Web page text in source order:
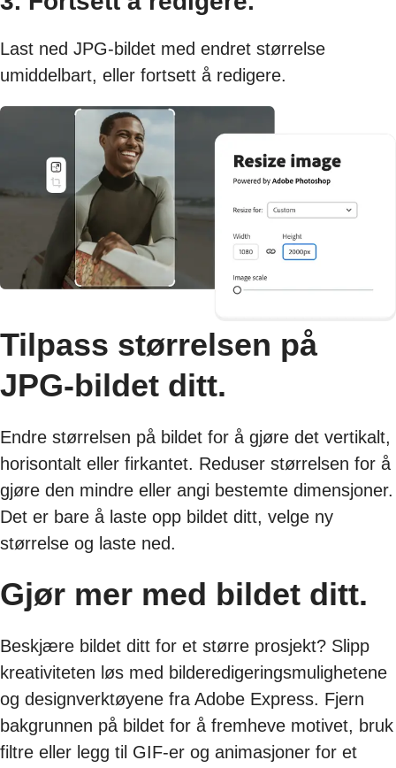
Last ned JPG-bildet med endret størrelse
umiddelbart, eller fortsett å redigere.
Tilpass størrelsen på
JPG-bildet ditt.
Endre størrelsen på bildet for å gjøre det vertikalt,
horisontalt eller firkantet. Reduser størrelsen for å
gjøre den mindre eller angi bestemte dimensjoner.
Det er bare å laste opp bildet ditt, velge ny
størrelse og laste ned.
Gjør mer med bildet ditt.
Beskjære bildet ditt for et større prosjekt? Slipp
kreativiteten løs med bilderedigeringsmulighetene
og designverktøyene fra Adobe Express. Fjern
bakgrunnen på bildet for å fremheve motivet, bruk
filtre eller legg til GIF-er og animasjoner for et